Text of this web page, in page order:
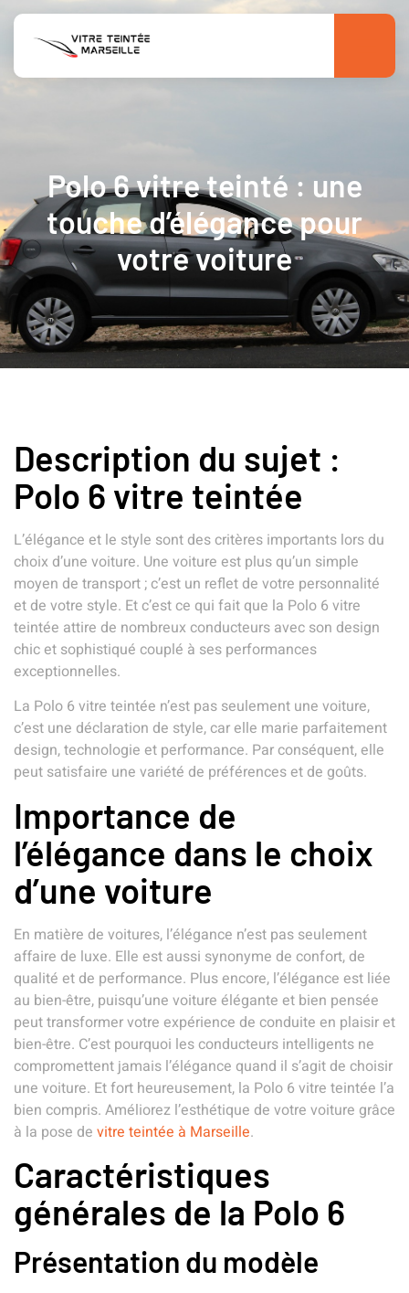
Polo 6 vitre teinté : une
touche d’élégance pour
votre voiture
Description du sujet :
Polo 6 vitre teintée
L’élégance et le style sont des critères importants lors du
choix d’une voiture. Une voiture est plus qu’un simple
moyen de transport ; c’est un reflet de votre personnalité
et de votre style. Et c’est ce qui fait que la Polo 6 vitre
teintée attire de nombreux conducteurs avec son design
chic et sophistiqué couplé à ses performances
exceptionnelles.
La Polo 6 vitre teintée n’est pas seulement une voiture,
c’est une déclaration de style, car elle marie parfaitement
design, technologie et performance. Par conséquent, elle
peut satisfaire une variété de préférences et de goûts.
Importance de
l’élégance dans le choix
d’une voiture
En matière de voitures, l’élégance n’est pas seulement
affaire de luxe. Elle est aussi synonyme de confort, de
qualité et de performance. Plus encore, l’élégance est liée
au bien-être, puisqu’une voiture élégante et bien pensée
peut transformer votre expérience de conduite en plaisir et
bien-être. C’est pourquoi les conducteurs intelligents ne
compromettent jamais l’élégance quand il s’agit de choisir
une voiture. Et fort heureusement, la Polo 6 vitre teintée l’a
bien compris. Améliorez l’esthétique de votre voiture grâce
à la pose de vitre teintée à Marseille.
Caractéristiques
générales de la Polo 6
Présentation du modèle